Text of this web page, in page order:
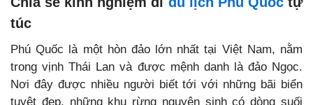
túc
Phú Quốc là một hòn đảo lớn nhất tại Việt Nam, nằm
trong vịnh Thái Lan và được mệnh danh là đảo Ngọc.
Nơi đây được nhiều người biết tới với những bãi biển
tuyệt đẹp, những khu rừng nguyên sinh có dòng suối